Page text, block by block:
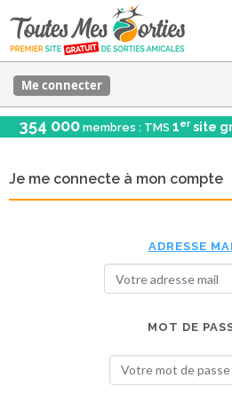
Me connecter
354 000 membres : TMS 1er site
Je me connecte à mon compte
ADRESSE
MOT DE